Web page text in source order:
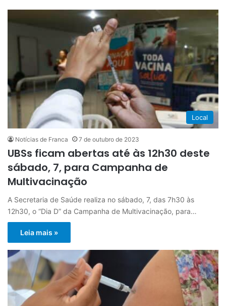
Local
Notícias de Franca 7 de outubro de 2023
UBSs ficam abertas até às 12h30 deste
sábado, 7, para Campanha de
Multivacinação
A Secretaria de Saúde realiza no sábado, 7, das 7h30 às
12h30, o “Dia D” da Campanha de Multivacinação, para…
Leia mais »